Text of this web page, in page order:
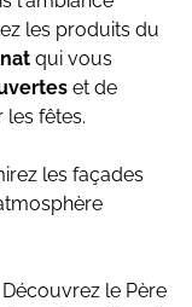
les produits du
qui vous
et de
les fêtes.
les façades
Découvrez le Père